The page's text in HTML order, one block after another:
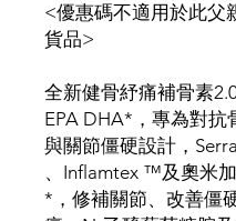
<優惠碼不適用於此父
貨品>
全新健骨紓痛補骨素
EPA DHA*，專為對抗
與關節僵硬設計，
、Inflamtex ™及奧米
*，修補關節、改善僵